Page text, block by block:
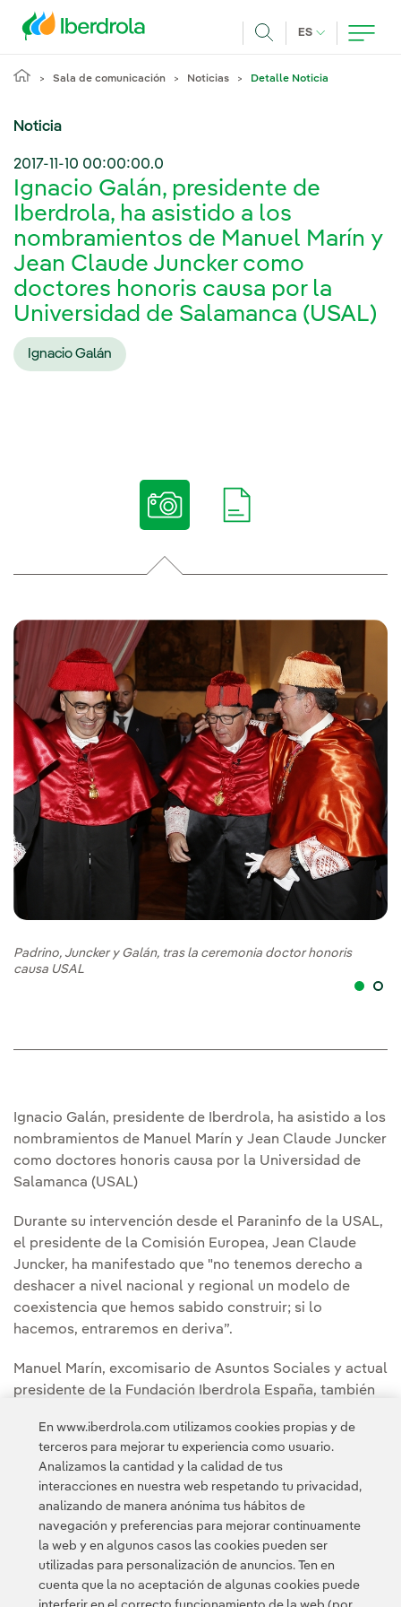
ES IDIOMA
Sala de comunicación Noticias Detalle Noticia
Noticia
2017-11-10 00:00:00.0
Ignacio Galán, presidente de
Iberdrola, ha asistido a los
nombramientos de Manuel Marín y
Jean Claude Juncker como
doctores honoris causa por la
Universidad de Salamanca (USAL)
Ignacio Galán
Padrino, Juncker y Galán, tras la ceremonia doctor honoris
causa USAL
Ignacio Galán, presidente de Iberdrola, ha asistido a los
nombramientos de Manuel Marín y Jean Claude Juncker
como doctores honoris causa por la Universidad de
Salamanca (USAL)
Durante su intervención desde el Paraninfo de la USAL,
el presidente de la Comisión Europea, Jean Claude
Juncker, ha manifestado que "no tenemos derecho a
deshacer a nivel nacional y regional un modelo de
coexistencia que hemos sabido construir; si lo
hacemos, entraremos en deriva”.
Manuel Marín, excomisario de Asuntos Sociales y actual
presidente de la Fundación Iberdrola España, también
Salamanca (USAL) aunque no pudo asistir al evento por
motivos personales.
Contacta Clientes Política de Privacidad Información legal
En www.iberdrola.com utilizamos cookies propias y de
terceros para mejorar tu experiencia como usuario.
Analizamos la cantidad y la calidad de tus
interacciones en nuestra web respetando tu privacidad,
analizando de manera anónima tus hábitos de
navegación y preferencias para mejorar continuamente
la web y en algunos casos las cookies pueden ser
utilizadas para personalización de anuncios. Ten en
cuenta que la no aceptación de algunas cookies puede